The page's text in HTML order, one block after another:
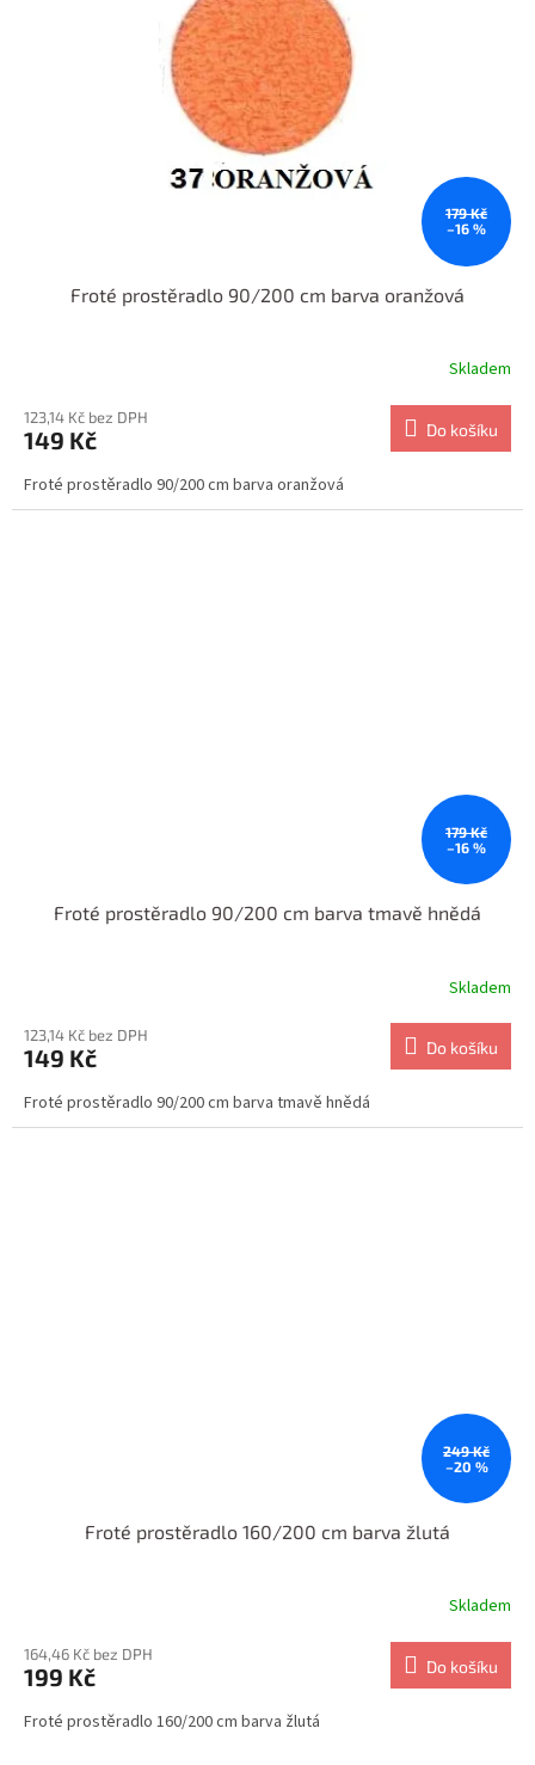
179 Kč
–16 %
Froté prostěradlo 90/200 cm barva oranžová
Skladem
123,14 Kč bez DPH
149 Kč Do košíku
Froté prostěradlo 90/200 cm barva oranžová
179 Kč
–16 %
Froté prostěradlo 90/200 cm barva tmavě hnědá
Skladem
123,14 Kč bez DPH
149 Kč Do košíku
Froté prostěradlo 90/200 cm barva tmavě hnědá
249 Kč
–20 %
Froté prostěradlo 160/200 cm barva žlutá
Skladem
164,46 Kč bez DPH
199 Kč Do košíku
Froté prostěradlo 160/200 cm barva žlutá